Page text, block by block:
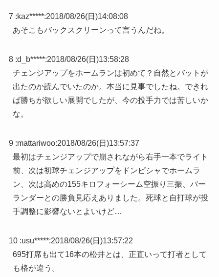
7 :kaz*****:2018/08/26(日)14:08:08
あそこもバックスクリーンって言うんだね。
8 :d_b*****:2018/08/26(日)13:58:28
チェンジアップをホームランは初めて？自然とバットが
出たのか読んでいたのか。本当に見事でしたね。できれ
ば勝ちが欲しい展開でしたが、今の投手力では苦しいか
な。
9 :mattariwoo:2018/08/26(日)13:57:37
最初はチェンジアップで崩されながら右手一本でライト
前、次は初球チェンジアップをドンピシャでホームラ
ン、次は高めの155キロフォーシーム空振り三振、バー
ランダーとの勝負見応えありました。死球と自打球が投
手調整に影響ないとよいけど…
10 :usu*****:2018/08/26(日)13:57:22
695打席も出て16本の松井とは、正直いって打者として
も格が違う。